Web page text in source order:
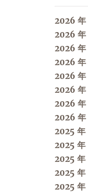
2026 年
2026 年
2026 年
2026 年
2026 年
2026 年
2026 年
2026 年
2025 年
2025 年
2025 年
2025 年
2025 年